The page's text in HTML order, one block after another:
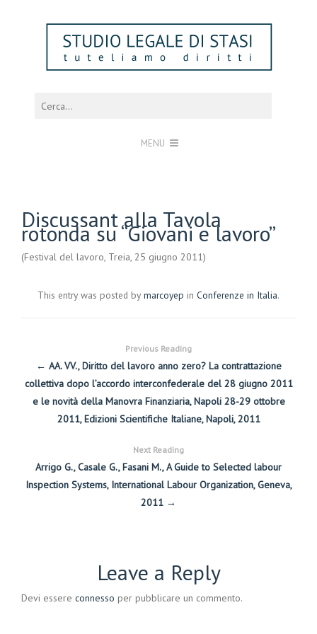
MENU
Discussant alla Tavola
rotonda su “Giovani e lavoro”
(Festival del lavoro, Treia, 25 giugno 2011)
This entry was posted by marcoyep in Conferenze in Italia.
Previous Reading
← AA. VV., Diritto del lavoro anno zero? La contrattazione
collettiva dopo l’accordo interconfederale del 28 giugno 2011
e le novità della Manovra Finanziaria, Napoli 28-29 ottobre
2011, Edizioni Scientifiche Italiane, Napoli, 2011
Next Reading
Arrigo G., Casale G., Fasani M., A Guide to Selected labour
Inspection Systems, International Labour Organization, Geneva,
2011 →
Leave a Reply
Devi essere connesso per pubblicare un commento.